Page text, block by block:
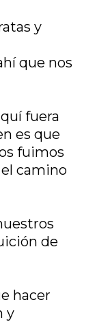
y
que nos
fuera
es que
fuimos
camino
de
hacer
y